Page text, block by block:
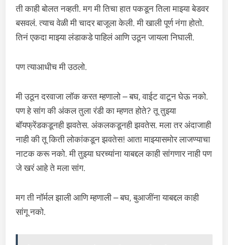
ती काही बोलत नव्हती. मग मी तिचा हात पकडून तिला माझ्या बेडवर
बसवलं. त्याच वेळी मी चादर बाजूला केली. मी खाली पूर्ण नंगा होतो.
तिनं एकदा माझ्या लंडाकडे पाहिलं आणि उठून जायला निघाली.
पण त्याआधीच मी उठलो.
मी उठून दरवाजा लॉक करत म्हणालो – बघ, वाईट वाटून घेऊ नको.
पण हे सांग की अंकल तुला रंडी का म्हणत होते? तू तुझ्या
बॉयफ्रेंडकडूनही झवतेस. अंकलकडूनही झवतेस. मला तर अंदाजाही
नाही की तू किती लोकांकडून झवतेस! आता माझ्यासमोर लाजण्याचा
नाटक करू नको. मी तुझ्या घरच्यांना याबद्दल काही सांगणार नाही पण
जे खरं आहे ते मला सांग.
मग ती नॉर्मल झाली आणि म्हणाली – बघ, बुआजींना याबद्दल काही
सांगू नको.